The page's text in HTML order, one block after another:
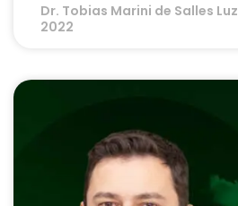
Dr. Tobias Marini de Salles Luz
2022